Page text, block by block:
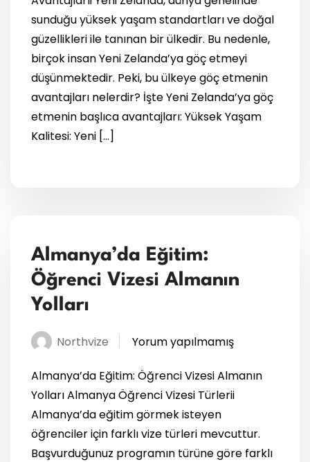
sunduğu yüksek yaşam standartları ve doğal
güzellikleri ile tanınan bir ülkedir. Bu nedenle,
birçok insan Yeni Zelanda’ya göç etmeyi
düşünmektedir. Peki, bu ülkeye göç etmenin
avantajları nelerdir? İşte Yeni Zelanda’ya göç
etmenin başlıca avantajları: Yüksek Yaşam
Kalitesi: Yeni […]
Almanya’da Eğitim:
Öğrenci Vizesi Almanın
Yolları
Northvize Yorum yapılmamış
Almanya’da Eğitim: Öğrenci Vizesi Almanın
Yolları Almanya Öğrenci Vizesi Türlerii
Almanya’da eğitim görmek isteyen
öğrenciler için farklı vize türleri mevcuttur.
Başvurduğunuz programın türüne göre farklı